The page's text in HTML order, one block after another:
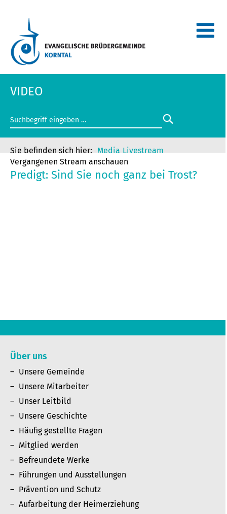
VIDEO
Media Livestream
Vergangenen Stream anschauen
Predigt: Sind Sie noch ganz bei Trost?
Über uns
Unsere Gemeinde
Unsere Mitarbeiter
Unser Leitbild
Unsere Geschichte
Häufig gestellte Fragen
Mitglied werden
Befreundete Werke
Führungen und Ausstellungen
Prävention und Schutz
Aufarbeitung der Heimerziehung